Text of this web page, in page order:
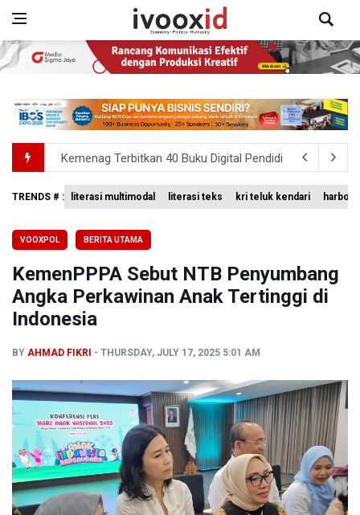
Kemenag Terbitkan 40 Buku Digital Pendidikan Agama
KKI Sebut Ada 10 Nakes Diduga Beri Komentar
Polisi Selidiki Temuan Senjata Api di Yayasan Sekolah
995 Senjata Api Ditemukan di Sekolah Swasta di
TRENDS # : literasi multimodal literasi teks kri teluk kendari
VOOXPOL BERITA UTAMA
KemenPPPA Sebut NTB Penyumbang
Angka Perkawinan Anak Tertinggi di
Indonesia
BY AHMAD FIKRI THURSDAY, JULY 17, 2025 5:01 AM